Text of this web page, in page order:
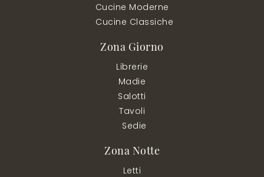
Cucine Moderne
Cucine Classiche
Zona Giorno
Librerie
Madie
Salotti
Tavoli
Sedie
Zona Notte
Letti